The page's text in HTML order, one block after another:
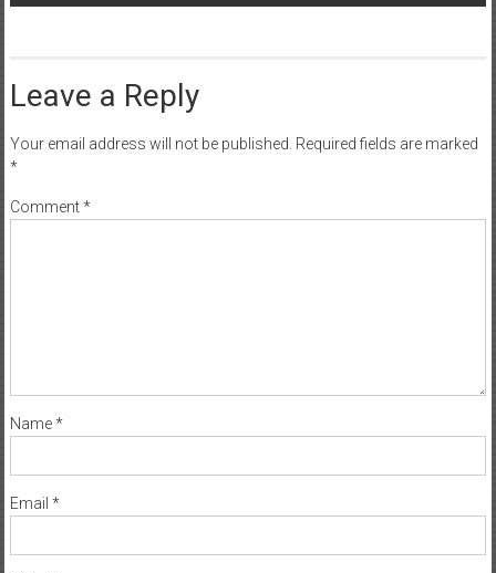
Leave a Reply
Your email address will not be published. Required fields are marked
*
Comment*
Name*
Email *